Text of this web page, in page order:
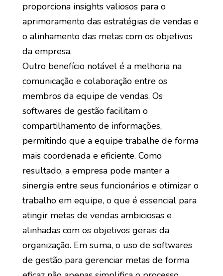
proporciona insights valiosos para o
aprimoramento das estratégias de vendas e
o alinhamento das metas com os objetivos
da empresa.
Outro benefício notável é a melhoria na
comunicação e colaboração entre os
membros da equipe de vendas. Os
softwares de gestão facilitam o
compartilhamento de informações,
permitindo que a equipe trabalhe de forma
mais coordenada e eficiente. Como
resultado, a empresa pode manter a
sinergia entre seus funcionários e otimizar o
trabalho em equipe, o que é essencial para
atingir metas de vendas ambiciosas e
alinhadas com os objetivos gerais da
organização. Em suma, o uso de softwares
de gestão para gerenciar metas de forma